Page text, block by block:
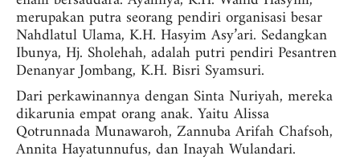
merupakan putra seorang pendiri organisasi besar
Nahdlatul Ulama, K.H. Hasyim Asy’ari. Sedangkan
Ibunya, Hj. Sholehah, adalah putri pendiri Pesantren
Denanyar Jombang, K.H. Bisri Syamsuri.
Dari perkawinannya dengan Sinta Nuriyah, mereka
dikarunia empat orang anak. Yaitu Alissa
Qotrunnada Munawaroh, Zannuba Arifah Chafsoh,
Annita Hayatunnufus, dan Inayah Wulandari.